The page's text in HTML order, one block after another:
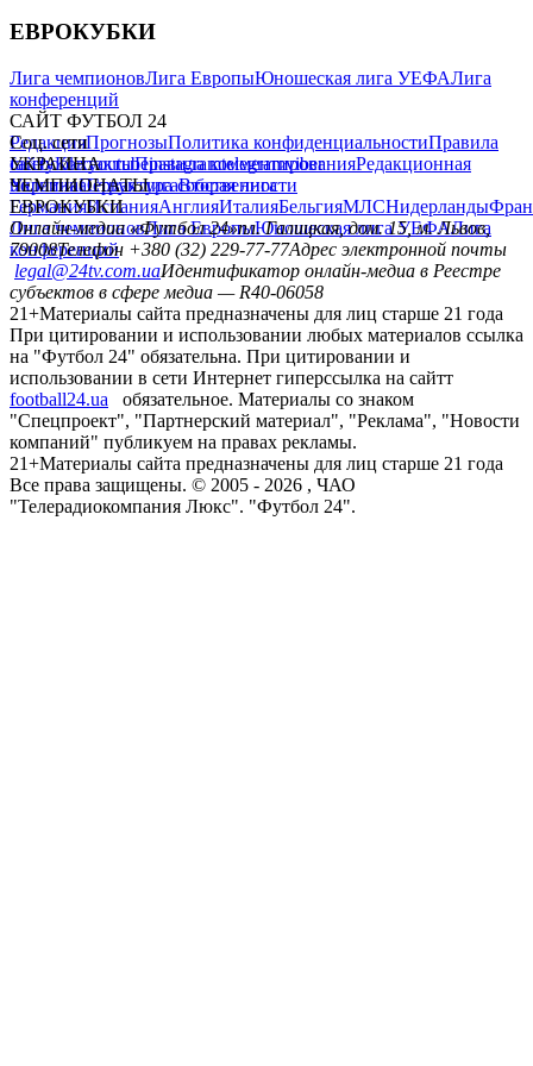
ЕВРОКУБКИ
Лига чемпионовЛига ЕвропыЮношеская лига УЕФАЛига
конференций
САЙТ ФУТБОЛ 24
РедакцияПрогнозыПолитика конфиденциальностиПравила
сайтуКонтактыПравила комментированияРедакционная
политикаСтруктура собственности
Соц. сети
facebookxyoutubeinstagramtelegramviber
УКРАИНА
УкраинаПервая лигаВторая лига
ЧЕМПИОНАТЫ
ГерманияИспанияАнглияИталияБельгияМЛСНидерланды
ЕВРОКУБКИ
Лига чемпионовЛига ЕвропыЮношеская лига УЕФАЛига
конференций
Онлайн-медиа «Футбол 24»пл. Галицкая, дом. 15, м. Львов,
79008Телефон +380 (32) 229-77-77Адрес электронной почты
legal@24tv.com.uaИдентификатор онлайн-медиа в Реестре
субъектов в сфере медиа — R40-06058
21+Материалы сайта предназначены для лиц старше 21 года
При цитировании и использовании любых материалов ссылка
на "Футбол 24" обязательна. При цитировании и
использовании в сети Интернет гиперссылка на сайтт
football24.ua
обязательное. Материалы со знаком
"Спецпроект", "Партнерский материал", "Реклама", "Новости
компаний" публикуем на правах рекламы.
21+Материалы сайта предназначены для лиц старше 21 года
Все права защищены. © 2005 - 2026 , ЧАО
"Телерадиокомпания Люкс". "Футбол 24".